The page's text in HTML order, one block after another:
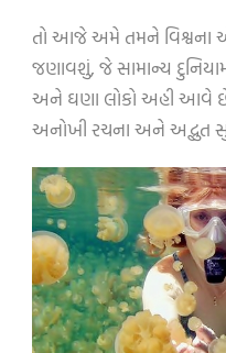
તો આજે અમે તમને વિશ્વના
જણાવશું, જે સામાન્ય
અને ઘણા લોકો અહી આવે
અનોખી રચના અને અદ્ભુત